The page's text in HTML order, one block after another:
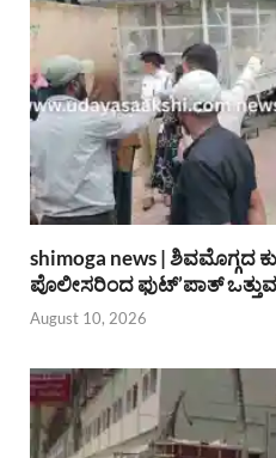
shimoga news | ಶಿವಮೊಗ್ಗದ
ಪೊಲೀಸರಿಂದ ಫುಟ್’ಪಾತ್
August 10, 2026